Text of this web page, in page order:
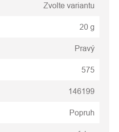
Zvolte variantu
20 g
Pravý
575
146199
Popruh